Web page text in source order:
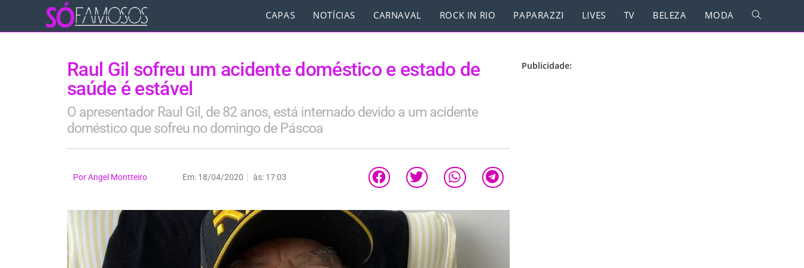
CAPAS NOTÍCIAS CARNAVAL ROCK IN RIO PAPARAZZI LIVES TV BELEZA MODA
Raul Gil sofreu um acidente doméstico e estado de
saúde é estável
O apresentador Raul Gil, de 82 anos, está internado devido a um acidente
doméstico que sofreu no domingo de Páscoa
PorAngel Montteiro Em: 18/04/2020 às: 17:03
Publicidade: